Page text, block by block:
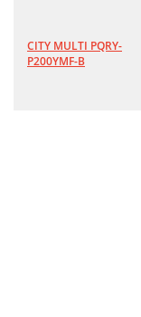
CITY MULTI PQRY-
P200YMF-B